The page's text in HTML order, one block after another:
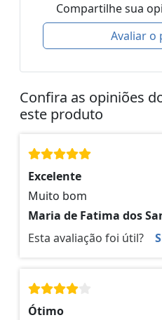
Compartilhe sua
Avaliar o
Confira as opiniões
este produto
Excelente
Muito bom
Maria de Fatima dos
Esta avaliação foi útil?
Ótimo